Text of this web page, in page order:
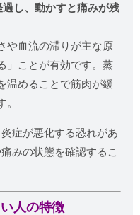
し、動かすと痛みが残
や血流の滞りが主な原
」ことが有効です。蒸
温めることで筋肉が緩
症が悪化する恐れがあ
みの状態を確認するこ
人の特徴